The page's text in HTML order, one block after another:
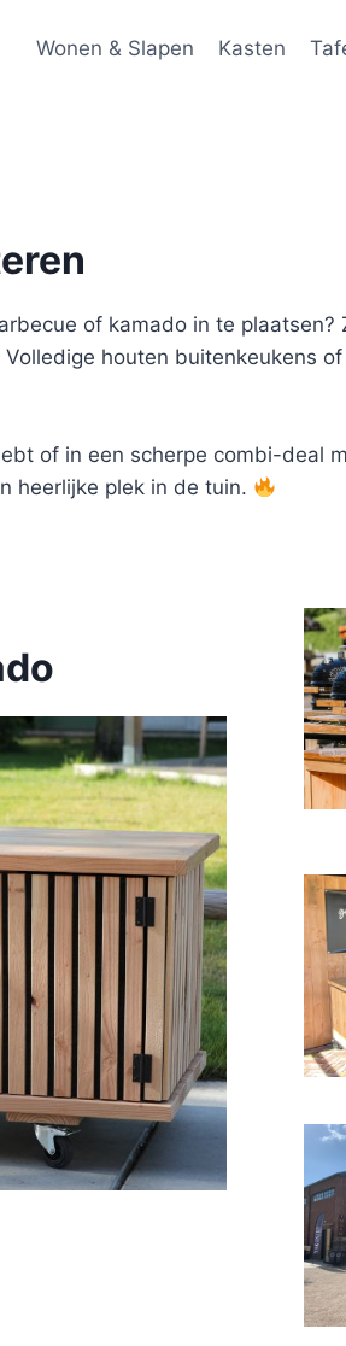
Wonen & Slapen Kasten
of kamado in te
houten buitenkeukens
of in een scherpe combi-deal
heerlijke plek in de tuin.